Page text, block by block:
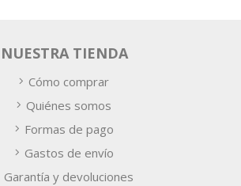
NUESTRA TIENDA
Cómo comprar
Quiénes somos
Formas de pago
Gastos de envío
Garantía y devoluciones